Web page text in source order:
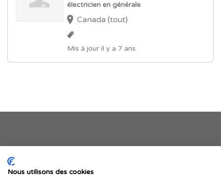
électricien en générale
Canada (tout)
Mis à jour il y a 7 ans
Je publie mon offre
Nous utilisons des cookies